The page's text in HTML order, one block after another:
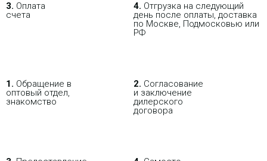
3. Оплата
счета
4. Отгрузка на следующий
день после оплаты, доставка
по Москве, Подмосковью или
РФ
1. Обращение в
оптовый отдел,
знакомство
2. Согласование
и заключение
дилерского
договора